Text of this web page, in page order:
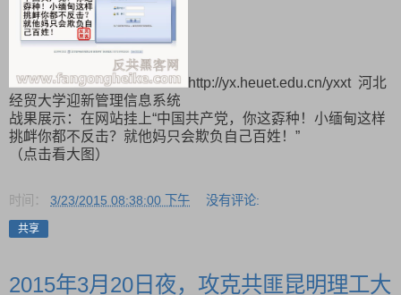
http://yx.heuet.edu.cn/yxxt 河北
经贸大学迎新管理信息系统
战果展示：在网站挂上“中国共产党，你这孬种！小缅甸这样
挑衅你都不反击？就他妈只会欺负自己百姓！”
（点击看大图）
时间： 3/23/2015 08:38:00 下午 没有评论:
共享
2015年3月20日夜，攻克共匪昆明理工大